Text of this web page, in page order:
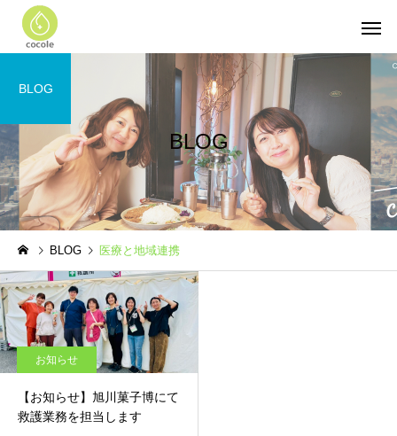
BLOG
BLOG
BLOG 医療と地域連携
お知らせ
【お知らせ】旭川菓子博にて
救護業務を担当します